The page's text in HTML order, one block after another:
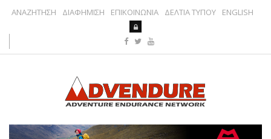
ΑΝΑΖΗΤΗΣΗ ΔΙΑΦΗΜΙΣΗ ΕΠΙΚΟΙΝΩΝΙΑ ΔΕΛΤΙΑ ΤΥΠΟΥ ENGLISH